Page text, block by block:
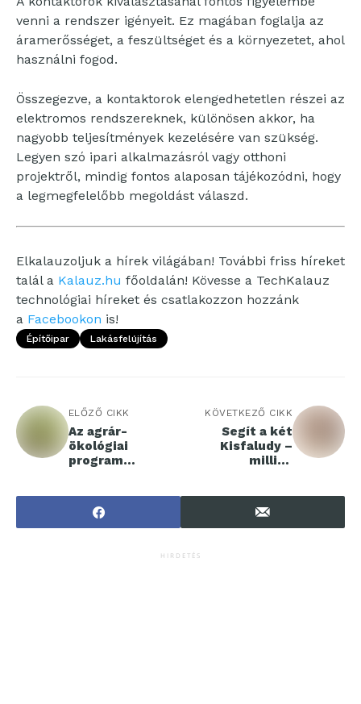
venni a rendszer igényeit. Ez magában foglalja az
áramerősséget, a feszültséget és a környezetet, ahol
használni fogod.
Összegezve, a kontaktorok elengedhetetlen részei az
elektromos rendszereknek, különösen akkor, ha
nagyobb teljesítmények kezelésére van szükség.
Legyen szó ipari alkalmazásról vagy otthoni
projektről, mindig fontos alaposan tájékozódni, hogy
a legmegfelelőbb megoldást válaszd.
Elkalauzoljuk a hírek világában! További friss híreket
talál a Kalauz.hu főoldalán! Kövesse a TechKalauz
technológiai híreket és csatlakozzon hozzánk
a Facebookon is!
Építőipar Lakásfelújítás
ELŐZŐ CIKK
Az agrár-
ökológiai
program
fenntarthatóság
felé
KÖVETKEZŐ CIKK
Segít a két
Kisfaludy –
milliós
mellé
HIRDETÉS